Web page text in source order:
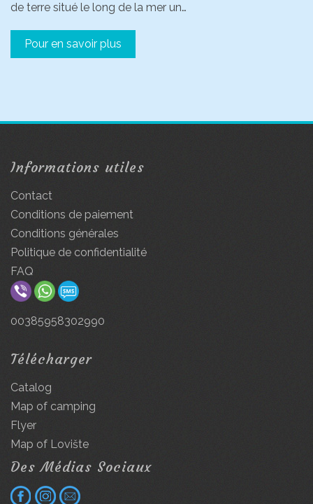
de terre situé le long de la mer un…
Pour en savoir plus
Informations utiles
Contact
Conditions de paiement
Conditions générales
Politique de confidentialité
FAQ
00385958302990
Télécharger
Catalog
Map of camping
Flyer
Map of Lovište
Des Médias Sociaux